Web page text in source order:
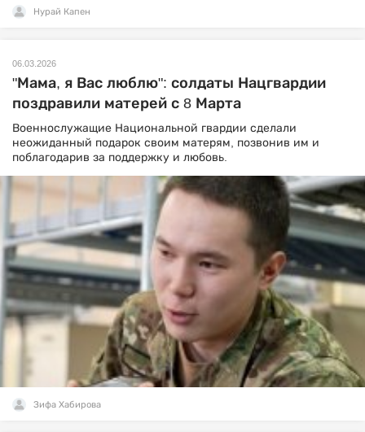
Нурай Капен
06.03.2026
"Мама, я Вас люблю": солдаты Нацгвардии
поздравили матерей с 8 Марта
Военнослужащие Национальной гвардии сделали
неожиданный подарок своим матерям, позвонив им и
поблагодарив за поддержку и любовь.
Зифа Хабирова